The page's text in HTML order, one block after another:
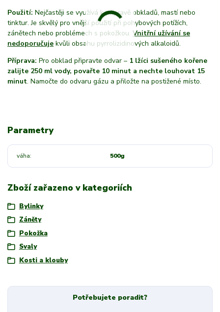
Použití: Nejčastěji se využívá k přípravě obkladů, mastí nebo
tinktur. Je skvělý pro vnější použití při pohybových potížích,
zánětech nebo problémech s pokožkou. Vnitřní užívání se
nedoporučuje kvůli obsahu pyrrolizidinových alkaloidů.
Příprava: Pro obklad připravte odvar – 1 lžíci sušeného kořene
zalijte 250 ml vody, povařte 10 minut a nechte louhovat 15
minut. Namočte do odvaru gázu a přiložte na postižené místo.
Parametry
váha 500g
Zboží zařazeno v kategoriích
Bylinky
Záněty
Pokožka
Svaly
Kosti a klouby
Potřebujete poradit?